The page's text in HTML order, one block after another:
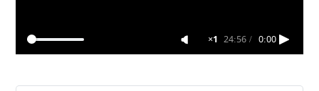
0:00
/
24:56
1×